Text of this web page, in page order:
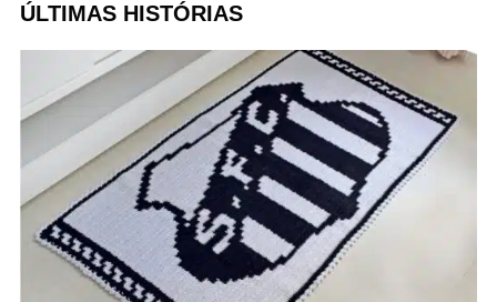
ÚLTIMAS HISTÓRIAS